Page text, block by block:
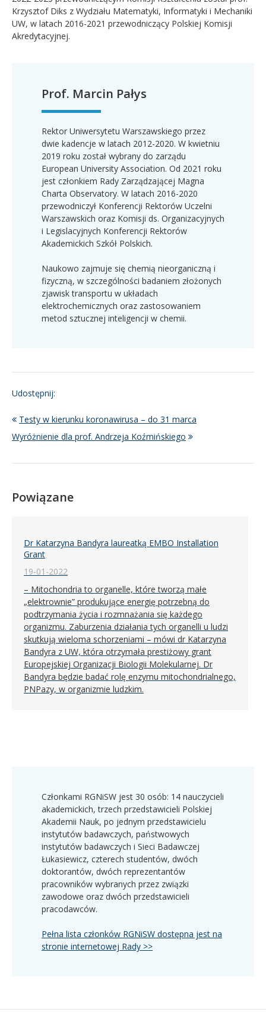
Krzysztof Diks z Wydziału Matematyki, Informatyki i Mechaniki
UW, w latach 2016-2021 przewodniczący Polskiej Komisji
Akredytacyjnej.
Prof. Marcin Pałys
Rektor Uniwersytetu Warszawskiego przez
dwie kadencje w latach 2012-2020. W kwietniu
2019 roku został wybrany do zarządu
European University Association. Od 2021 roku
jest członkiem Rady Zarządzającej Magna
Charta Observatory. W latach 2016-2020
przewodniczył Konferencji Rektorów Uczelni
Warszawskich oraz Komisji ds. Organizacyjnych
i Legislacyjnych Konferencji Rektorów
Akademickich Szkół Polskich.
Naukowo zajmuje się chemią nieorganiczną i
fizyczną, w szczególności badaniem złożonych
zjawisk transportu w układach
elektrochemicznych oraz zastosowaniem
metod sztucznej inteligencji w chemii.
Udostępnij:
Testy w kierunku koronawirusa – do 31 marca
Wyróżnienie dla prof. Andrzeja Koźmińskiego
Powiązane
Dr Katarzyna Bandyra laureatką EMBO Installation
Grant
19-01-2022
– Mitochondria to organelle, które tworzą małe
„elektrownie” produkujące energię potrzebną do
podtrzymania życia i rozmnażania się każdego
organizmu. Zaburzenia działania tych organelli u ludzi
skutkują wieloma schorzeniami – mówi dr Katarzyna
Bandyra z UW, która otrzymała prestiżowy grant
Europejskiej Organizacji Biologii Molekularnej. Dr
Bandyra będzie badać rolę enzymu mitochondrialnego,
PNPazy, w organizmie ludzkim.
Członkami RGNiSW jest 30 osób: 14 nauczycieli
akademickich, trzech przedstawicieli Polskiej
Akademii Nauk, po jednym przedstawicielu
instytutów badawczych, państwowych
instytutów badawczych i Sieci Badawczej
Łukasiewicz, czterech studentów, dwóch
doktorantów, dwóch reprezentantów
pracowników wybranych przez związki
zawodowe oraz dwóch przedstawicieli
pracodawców.
Pełna lista członków RGNiSW dostępna jest na
stronie internetowej Rady >>